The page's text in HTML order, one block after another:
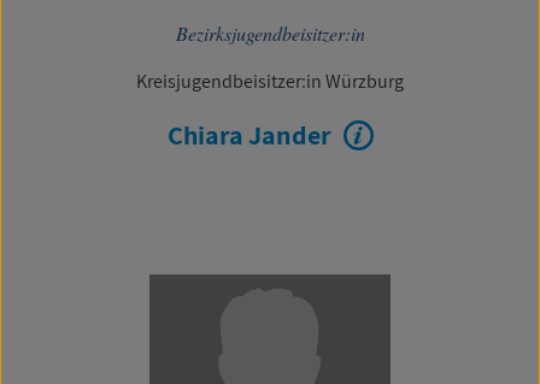
Bezirksjugendbeisitzer:in
Kreisjugendbeisitzer:in Würzburg
Chiara Jander